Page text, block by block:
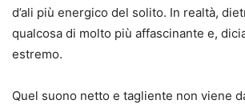
d’ali più energico del solito. In realtà,
qualcosa di molto più affascinante e,
estremo.
Quel suono netto e tagliente non viene